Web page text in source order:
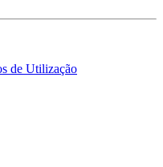
de Utilização